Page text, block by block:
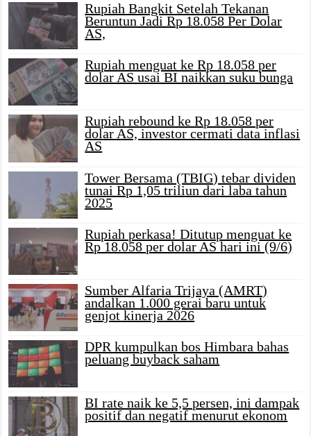
Rupiah Bangkit Setelah Tekanan
Beruntun Jadi Rp 18.058 Per Dolar
AS,
Rupiah menguat ke Rp 18.058 per
dolar AS usai BI naikkan suku bunga
Rupiah rebound ke Rp 18.058 per
dolar AS, investor cermati data inflasi
AS
Tower Bersama (TBIG) tebar dividen
tunai Rp 1,05 triliun dari laba tahun
2025
Rupiah perkasa! Ditutup menguat ke
Rp 18.058 per dolar AS hari ini (9/6)
Sumber Alfaria Trijaya (AMRT)
andalkan 1.000 gerai baru untuk
genjot kinerja 2026
DPR kumpulkan bos Himbara bahas
peluang buyback saham
BI rate naik ke 5,5 persen, ini dampak
positif dan negatif menurut ekonom